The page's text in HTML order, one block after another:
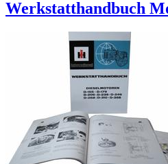
Werkstatthandbuch